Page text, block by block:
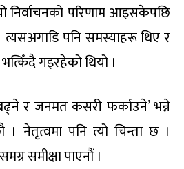
निर्वाचनको परिणाम आइसकेपछि
पनि समस्याहरू थिए र
भत्किँदै गइरहेको थियो ।
र जनमत कसरी फर्काउने’ भन्ने
। नेतृत्वमा पनि त्यो चिन्ता छ ।
समीक्षा पाएनौं ।